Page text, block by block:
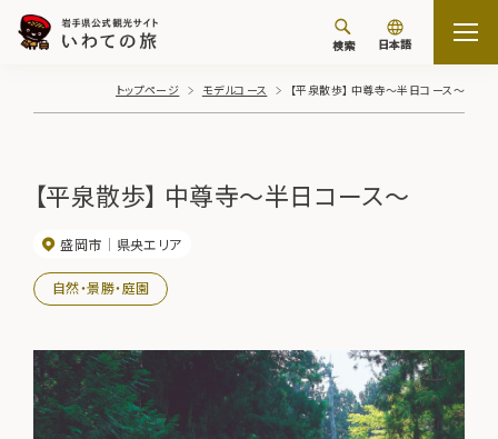
検索 日本語
トップページ モデルコース 【平泉散歩】 中尊寺～半日コース～
【平泉散歩】 中尊寺～半日コース～
盛岡市 県央エリア
自然・景勝・庭園